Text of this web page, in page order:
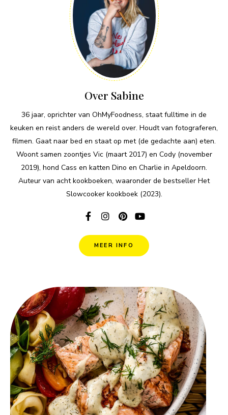
Over Sabine
36 jaar, oprichter van OhMyFoodness, staat fulltime in de
keuken en reist anders de wereld over. Houdt van fotograferen,
filmen. Gaat naar bed en staat op met (de gedachte aan) eten.
Woont samen zoontjes Vic (maart 2017) en Cody (november
2019), hond Cass en katten Dino en Charlie in Apeldoorn.
Auteur van acht kookboeken, waaronder de bestseller Het
Slowcooker kookboek (2023).
MEER INFO